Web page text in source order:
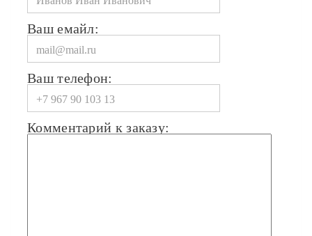
Ваш емайл:
Ваш телефон:
Комментарий к заказу: